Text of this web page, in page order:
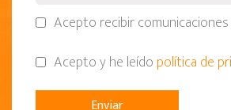
Acepto recibir
Acepto y he leído política de